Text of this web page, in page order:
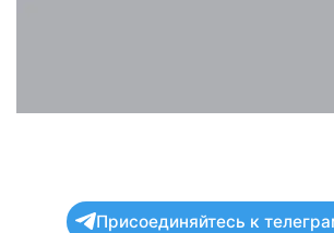
Присоединяйтесь к